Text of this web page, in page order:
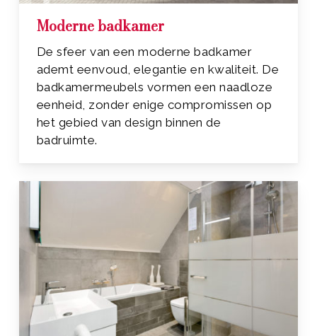
Moderne badkamer
De sfeer van een moderne badkamer
ademt eenvoud, elegantie en kwaliteit. De
badkamermeubels vormen een naadloze
eenheid, zonder enige compromissen op
het gebied van design binnen de
badruimte.